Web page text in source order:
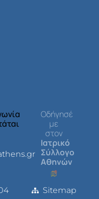
Οδήγησέ
με
στον
Ιατρικό
Σύλλογο
Αθηνών
Sitemap